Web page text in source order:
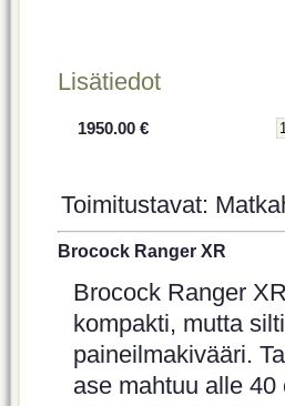
Lisätiedot
1950.00 €
Toimitustavat:
Brocock Ranger XR
Brocock Ranger
kompakti, mutta
paineilmakivääri.
ase mahtuu alle